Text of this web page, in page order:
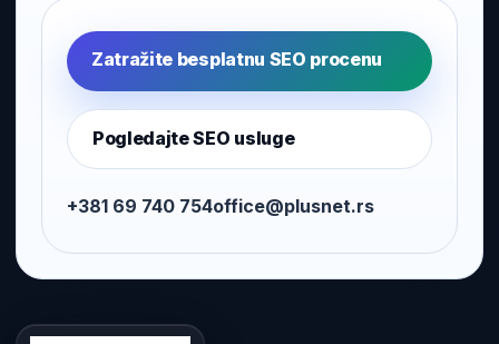
Zatražite besplatnu SEO procenu
Pogledajte SEO usluge
+381 69 740 754office@plusnet.rs